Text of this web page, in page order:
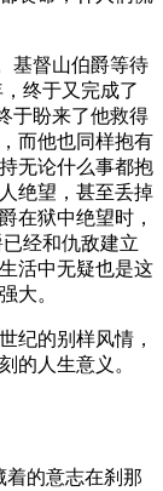
基督山伯爵等待
终于又完成了
于盼来了他救得
而他也同样抱有
无论什么事都抱
绝望，甚至丢掉
在狱中绝望时，
经和仇敌建立
活中无疑也是这
大。
纪的别样风情，
的人生意义。
着的意志在刹那